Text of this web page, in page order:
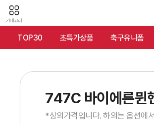
카테고리
TOP30 초특가상품 축구유니폼
747C 바이에른
*상의가격입니다. 하의는 옵션에